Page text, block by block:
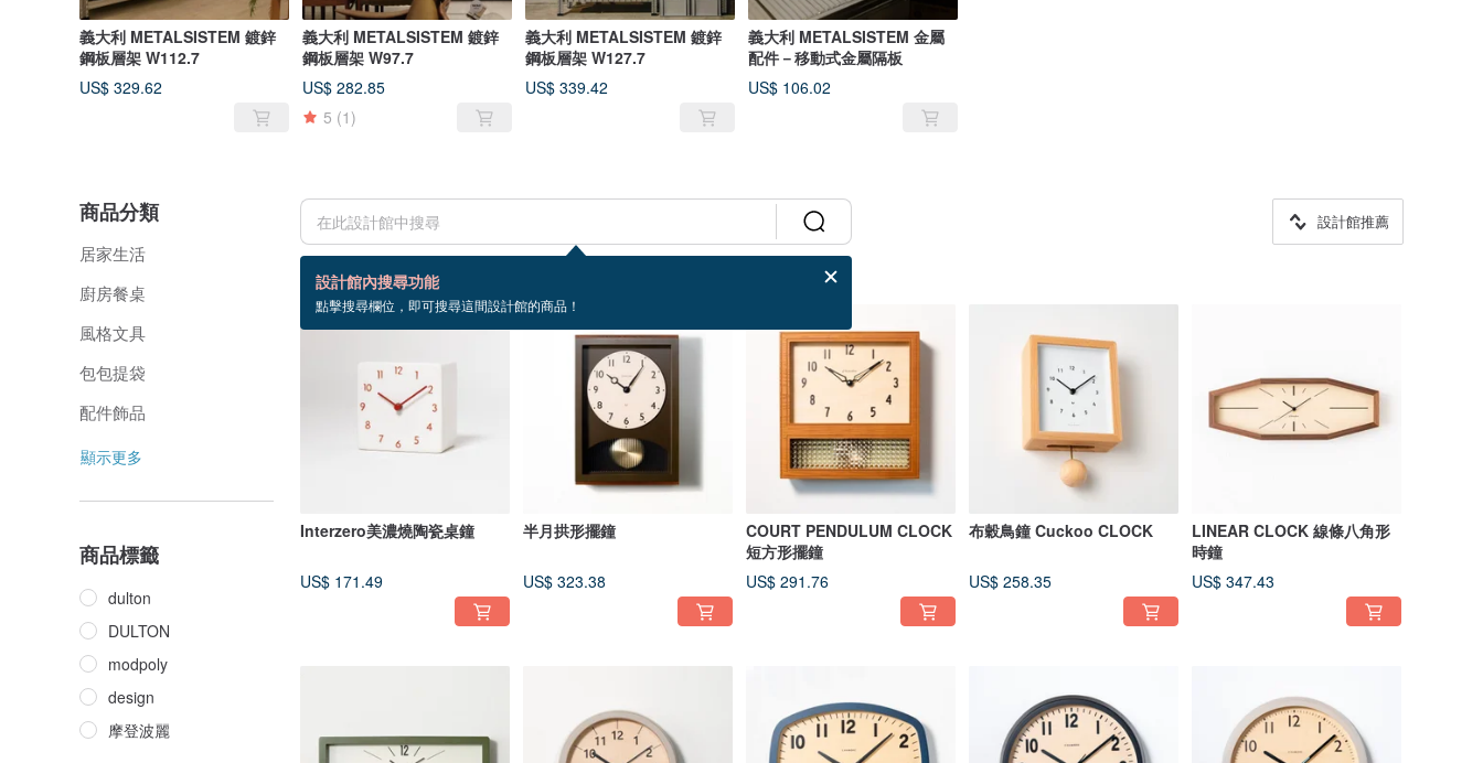
義大利 METALSISTEM 鍍鋅
鋼板層架 W112.7
US$ 329.62
義大利 METALSISTEM 鍍鋅
鋼板層架 W97.7
US$ 282.85
5 (1)
義大利 METALSISTEM 鍍鋅
鋼板層架 W127.7
US$ 339.42
義大利 METALSISTEM 金屬
配件－移動式金屬隔板
US$ 106.02
商品分類
居家生活
廚房餐桌
風格文具
包包提袋
配件飾品
顯示更多
商品標籤
dulton
DULTON
modpoly
design
摩登波麗
設計館內搜尋功能
點擊搜尋欄位，即可搜尋這間設計館的商品！
設計館推薦
71 個商品
Interzero美濃燒陶瓷桌鐘
US$ 171.49
半月拱形擺鐘
US$ 323.38
COURT PENDULUM CLOCK
短方形擺鐘
US$ 291.76
布穀鳥鐘 Cuckoo CLOCK
US$ 258.35
LINEAR CLOCK 線條八角形
時鐘
US$ 347.43